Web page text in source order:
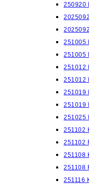
250920
251005
251005
251012
251012
251019
251019
251025
251102
251102
251108
251108
251116